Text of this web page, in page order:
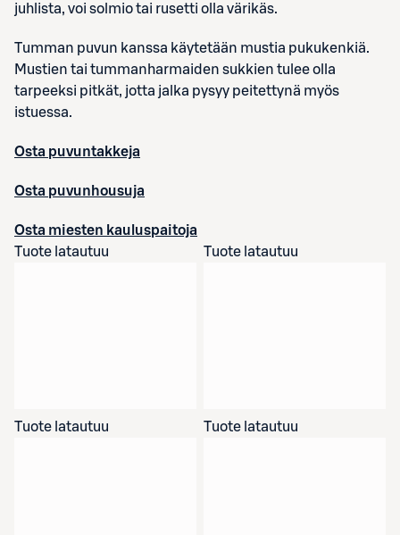
juhlista, voi solmio tai rusetti olla värikäs.
Tumman puvun kanssa käytetään mustia pukukenkiä.
Mustien tai tummanharmaiden sukkien tulee olla
tarpeeksi pitkät, jotta jalka pysyy peitettynä myös
istuessa.
Osta puvuntakkeja
Osta puvunhousuja
Osta miesten kauluspaitoja
Tuote latautuu
Tuote latautuu
Tuote latautuu Tuote latautuu